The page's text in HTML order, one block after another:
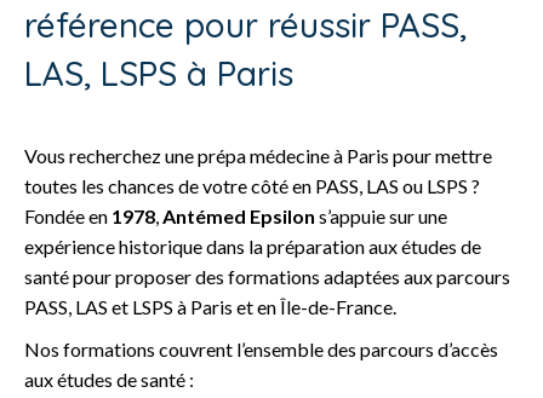
référence pour réussir PASS,
LAS, LSPS à Paris
Vous recherchez une prépa médecine à Paris pour mettre
toutes les chances de votre côté en PASS, LAS ou LSPS ?
Fondée en 1978,Antémed Epsilon s’appuie sur une
expérience historique dans la préparation aux études de
santé pour proposer des formations adaptées aux parcours
PASS, LAS et LSPS à Paris et en Île-de-France.
Nos formations couvrent l’ensemble des parcours d’accès
aux études de santé :